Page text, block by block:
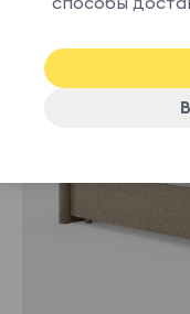
наличии